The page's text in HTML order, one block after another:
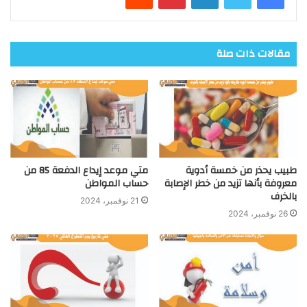
مقالات ذات صلة
طبيب يحذر من خمسة أدوية
معروفة بأنها تزيد من خطر الإصابة
بالخرف
26 نوفمبر، 2024
متي موعد إيداع الدفعة 85 من
حساب المواطن
21 نوفمبر، 2024